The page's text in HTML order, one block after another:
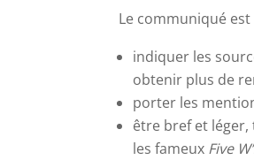
Le communiqué
indiquer les
obtenir plus de
porter les
être bref et
les fameux Five